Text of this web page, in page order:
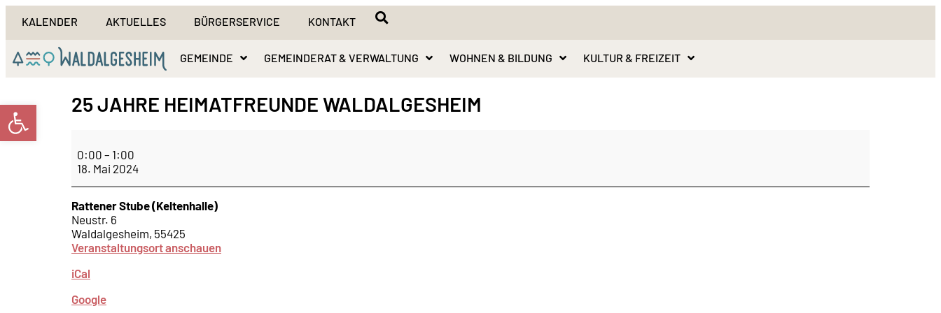
Werkzeugleiste öffnen
KALENDER AKTUELLES BÜRGERSERVICE KONTAKT
GEMEINDE GEMEINDERAT & VERWALTUNG WOHNEN & BILDUNG KULTUR & FREIZEIT
25 JAHRE HEIMATFREUNDE WALDALGESHEIM
0:00 – 1:00
18. Mai 2024
Rattener Stube (Keltenhalle)
Neustr. 6
Waldalgesheim, 55425
Veranstaltungsort anschauen
iCal
Google